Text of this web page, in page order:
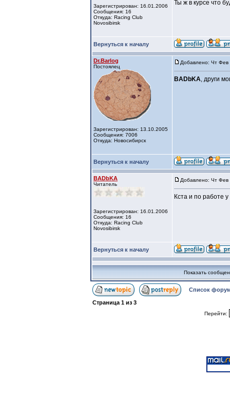
Зарегистрирован: 16.01.2006
Сообщения: 16
Откуда: Racing Club
Novosibirsk
Ты ж в курсе что
Вернуться к началу
Dr.Barlog
Постоялец
Зарегистрирован: 13.10.2005
Сообщения: 7006
Откуда: Новосибирск
Добавлено: Чт Фев
BADbKA, други
Вернуться к началу
BADbKA
Читатель
Зарегистрирован: 16.01.2006
Сообщения: 16
Откуда: Racing Club
Novosibirsk
Добавлено: Чт Фев
Кста и по работе
Вернуться к началу
Показать
Список
Страница 1 из 3
Перейти: